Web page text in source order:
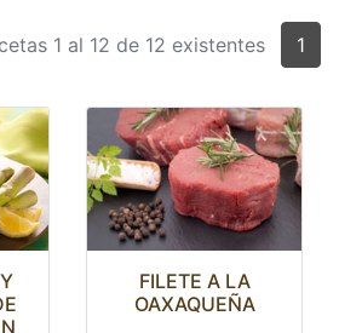
1 al 12 de 12 existentes 1
FILETE A LA
OAXAQUEÑA